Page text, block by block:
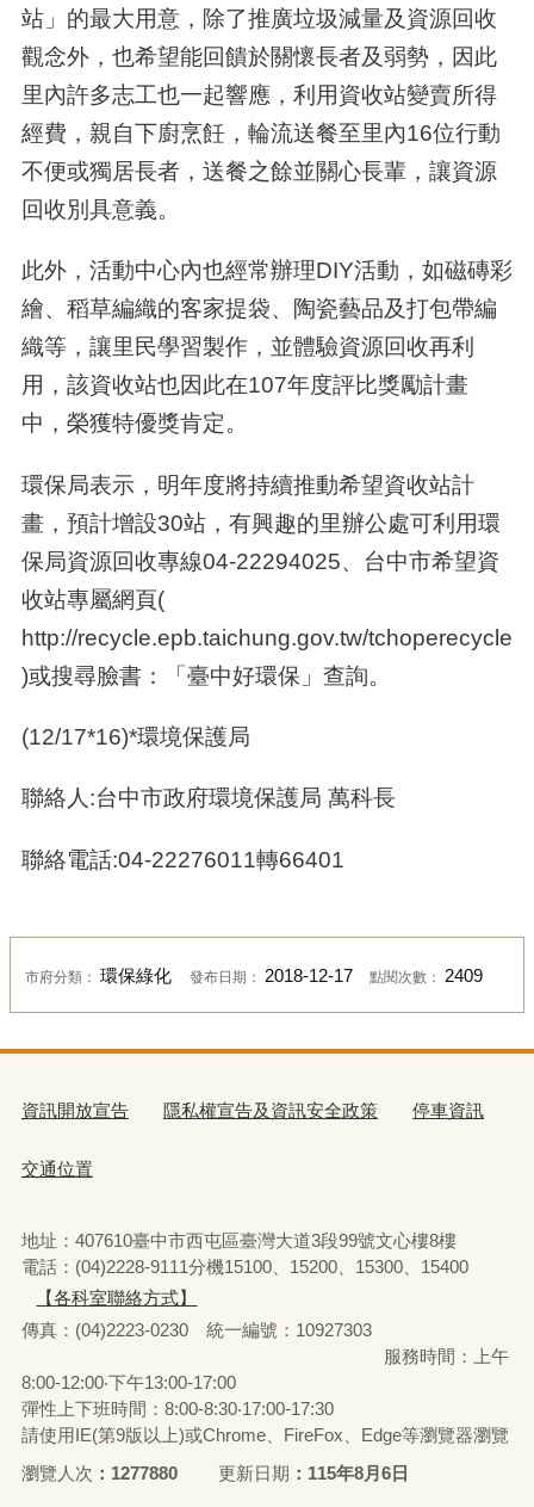
站」的最大用意，除了推廣垃圾減量及資源回收
觀念外，也希望能回饋於關懷長者及弱勢，因此
里內許多志工也一起響應，利用資收站變賣所得
經費，親自下廚烹飪，輪流送餐至里內16位行動
不便或獨居長者，送餐之餘並關心長輩，讓資源
回收別具意義。
此外，活動中心內也經常辦理DIY活動，如磁磚彩
繪、稻草編織的客家提袋、陶瓷藝品及打包帶編
織等，讓里民學習製作，並體驗資源回收再利
用，該資收站也因此在107年度評比獎勵計畫
中，榮獲特優獎肯定。
環保局表示，明年度將持續推動希望資收站計
畫，預計增設30站，有興趣的里辦公處可利用環
保局資源回收專線04-22294025、台中市希望資
收站專屬網頁(
http://recycle.epb.taichung.gov.tw/tchoperecycle/
)或搜尋臉書：「臺中好環保」查詢。
(12/17*16)*環境保護局
聯絡人:台中市政府環境保護局 萬科長
聯絡電話:04-22276011轉66401
市府分類： 環保綠化 發布日期： 2018-12-17 點閱次數： 2409
資訊開放宣告 隱私權宣告及資訊安全政策 停車資訊
交通位置
地址：407610臺中市西屯區臺灣大道3段99號文心樓8樓
電話：(04)2228-9111分機15100、15200、15300、15400
【各科室聯絡方式】
傳真：(04)2223-0230 統一編號 ： 10927303
服務時間：上午
8:00-12:00‧下午13:00-17:00
彈性上下班時間：8:00-8:30‧17:00-17:30
請使用IE(第9版以上)或Chrome、FireFox、Edge等瀏覽器瀏覽
瀏覽人次
1277880 更新日期 115年8月6日